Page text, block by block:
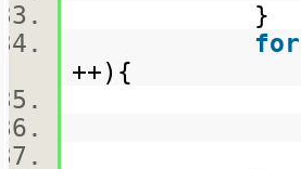
}
for
++){